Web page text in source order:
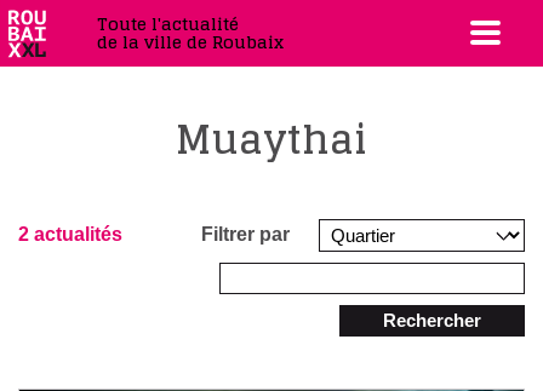
Toute l'actualité
de la ville de Roubaix
Muaythai
2 actualités Filtrer par
Rechercher